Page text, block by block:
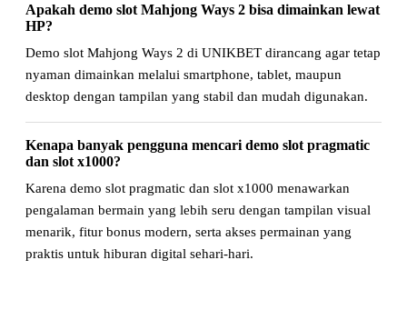
Apakah demo slot Mahjong Ways 2 bisa dimainkan lewat
HP?
Demo slot Mahjong Ways 2 di UNIKBET dirancang agar tetap
nyaman dimainkan melalui smartphone, tablet, maupun
desktop dengan tampilan yang stabil dan mudah digunakan.
Kenapa banyak pengguna mencari demo slot pragmatic
dan slot x1000?
Karena demo slot pragmatic dan slot x1000 menawarkan
pengalaman bermain yang lebih seru dengan tampilan visual
menarik, fitur bonus modern, serta akses permainan yang
praktis untuk hiburan digital sehari-hari.